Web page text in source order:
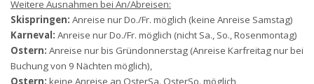
Weitere Ausnahmen bei An/Abreisen:
Skispringen: Anreise nur Do./Fr. möglich (keine Anreise Samstag)
Karneval: Anreise nur Do./Fr. möglich (nicht Sa., So., Rosenmontag)
Ostern: Anreise nur bis Gründonnerstag (Anreise Karfreitag nur bei
Buchung von 9 Nächten möglich),
Ostern: keine Anreise an OsterSa. OsterSo. möglich